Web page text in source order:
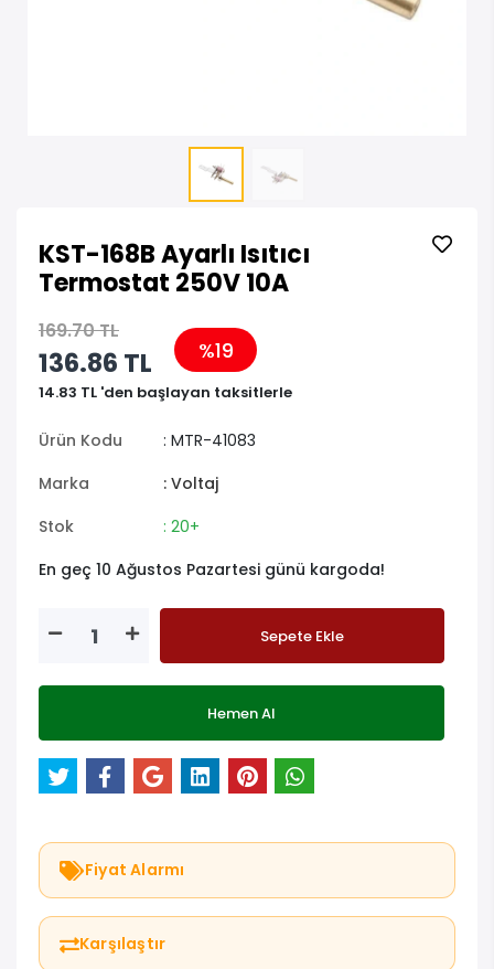
KST-168B Ayarlı Isıtıcı
Termostat 250V 10A
169.70 TL
136.86 TL %19
14.83 TL 'den başlayan taksitlerle
Ürün Kodu
: MTR-41083
Marka
: Voltaj
Stok
: 20+
En geç 10 Ağustos Pazartesi günü kargoda!
Sepete Ekle
Hemen Al
Fiyat Alarmı
Karşılaştır